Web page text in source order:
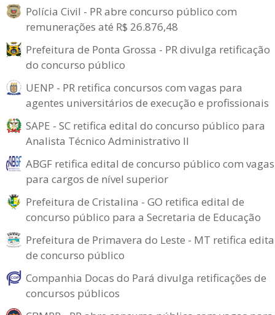
Polícia Civil - PR abre concurso público com
remunerações até R$ 26.876,48
Prefeitura de Ponta Grossa - PR divulga retificação
do concurso público
UENP - PR retifica concursos com vagas para
agentes universitários de execução e profissionais
SAPE - SC retifica edital do concurso público para
Analista Técnico Administrativo II
ABGF retifica edital de concurso público com vagas
para cargos de nível superior
Prefeitura de Cristalina - GO retifica edital de
concurso público para a Secretaria de Educação
Prefeitura de Primavera do Leste - MT retifica
de concurso público
Companhia Docas do Pará divulga retificações de
concursos públicos